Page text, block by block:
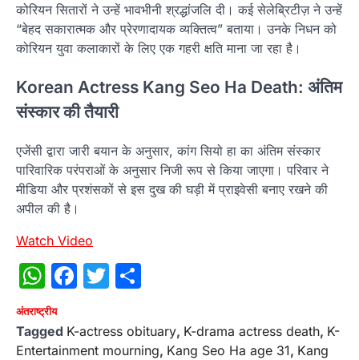
कोरियन सितारों ने उन्हें भावभीनी श्रद्धांजलि दी। कई सेलेब्रिटीज़ ने उन्हें
“बेहद सकारात्मक और प्रेरणादायक व्यक्तित्व” बताया। उनके निधन को
कोरियन युवा कलाकारों के लिए एक गहरी क्षति माना जा रहा है।
Korean Actress Kang Seo Ha Death: अंतिम
संस्कार की तैयारी
एजेंसी द्वारा जारी बयान के अनुसार, कांग सियो हा का अंतिम संस्कार
पारिवारिक परंपराओं के अनुसार निजी रूप से किया जाएगा। परिवार ने
मीडिया और प्रशंसकों से इस दुख की घड़ी में प्राइवेसी बनाए रखने की
अपील की है।
Watch Video
WhatsApp
Facebook
Twitter
अंतराष्‍ट्रीय
Tagged K-actress obituary, K-drama actress death, K-
Entertainment mourning, Kang Seo Ha age 31, Kang